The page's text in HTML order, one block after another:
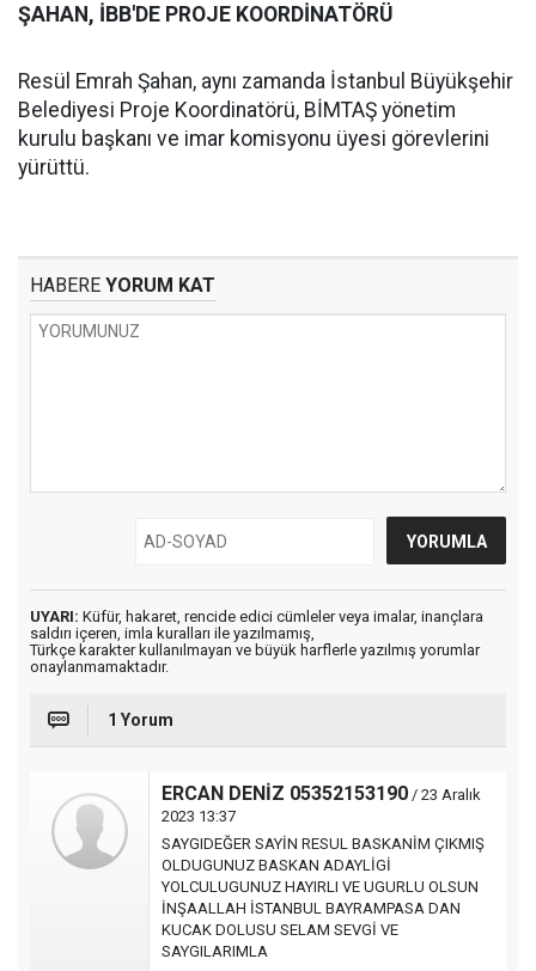
ŞAHAN, İBB'DE PROJE KOORDİNATÖRÜ
Resül Emrah Şahan, aynı zamanda İstanbul Büyükşehir
Belediyesi Proje Koordinatörü, BİMTAŞ yönetim
kurulu başkanı ve imar komisyonu üyesi görevlerini
yürüttü.
HABERE YORUM KAT
UYARI: Küfür, hakaret, rencide edici cümleler veya imalar, inançlara
saldırı içeren, imla kuralları ile yazılmamış,
Türkçe karakter kullanılmayan ve büyük harflerle yazılmış yorumlar
onaylanmamaktadır.
1 Yorum
ERCAN DENİZ 05352153190 / 23 Aralık
2023 13:37
SAYGIDEĞER SAYİN RESUL BASKANİM ÇIKMIŞ
OLDUGUNUZ BASKAN ADAYLİGİ
YOLCULUGUNUZ HAYIRLI VE UGURLU OLSUN
İNŞAALLAH İSTANBUL BAYRAMPASA DAN
KUCAK DOLUSU SELAM SEVGİ VE
SAYGILARIMLA